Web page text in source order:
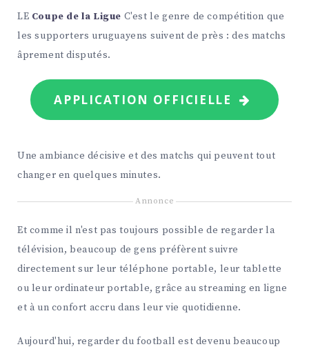
LE Coupe de la Ligue C'est le genre de compétition que
les supporters uruguayens suivent de près : des matchs
âprement disputés.
APPLICATION OFFICIELLE
Une ambiance décisive et des matchs qui peuvent tout
changer en quelques minutes.
Annonce
Et comme il n'est pas toujours possible de regarder la
télévision, beaucoup de gens préfèrent suivre
directement sur leur téléphone portable, leur tablette
ou leur ordinateur portable, grâce au streaming en ligne
et à un confort accru dans leur vie quotidienne.
Aujourd'hui, regarder du football est devenu beaucoup